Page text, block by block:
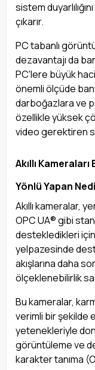
sistem
çıkarır.
PC tabanlı
dezavantajı da
PC'lere büyük
önemli ölçüde
darboğazlara ve
özellikle yüksek
video gerektiren
Akıllı
Yönlü Yapan
Akıllı kameralar,
OPC UA® gibi
destekledikleri
yelpazesinde
akışlarına daha
ölçeklenebilirlik
Bu kameralar,
verimli bir şekilde
yetenekleriyle
görüntüleme ve
karakter tanıma